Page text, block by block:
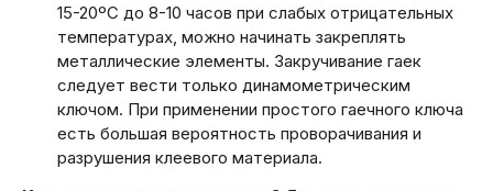
15-20ºС до 8-10 часов при слабых отрицательных
температурах, можно начинать закреплять
металлические элементы. Закручивание гаек
следует вести только динамометрическим
ключом. При применении простого гаечного ключа
есть большая вероятность проворачивания и
разрушения клеевого материала.